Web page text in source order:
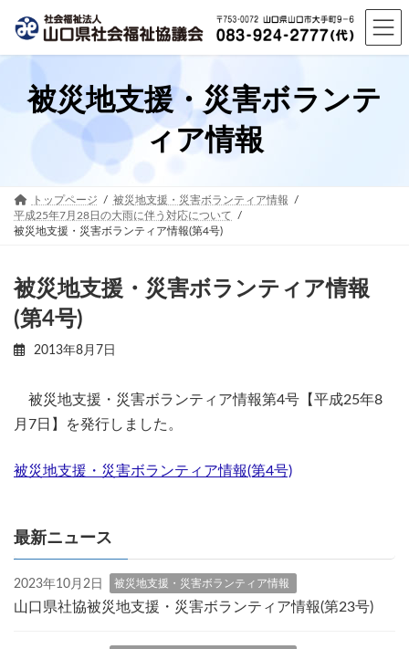
被災地支援・災害ボランテ
ィア情報
トップページ
被災地支援・災害ボランティア情報
平成25年7月28日の大雨に伴う対応について
被災地支援・災害ボランティア情報(第4号)
被災地支援・災害ボランティア情報
(第4号)
2013年8月7日
被災地支援・災害ボランティア情報第4号【平成25年8
月7日】を発行しました。
被災地支援・災害ボランティア情報(第4号)
最新ニュース
2023年10月2日 被災地支援・災害ボランティア情報
山口県社協被災地支援・災害ボランティア情報(第23号)